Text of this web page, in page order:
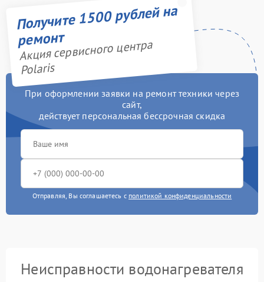
Получите 1500 рублей на
ремонт
Акция сервисного центра
Polaris
При оформлении заявки на ремонт техники через
сайт,
действует персональная бессрочная скидка
Отправляя, Вы соглашаетесь с политикой конфиденциальности
Неисправности водонагревателя